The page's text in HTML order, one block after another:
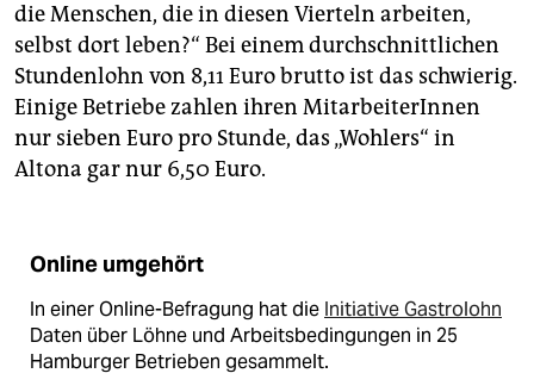
die Menschen, die in diesen Vierteln arbeiten,
selbst dort leben?“ Bei einem durchschnittlichen
Stundenlohn von 8,11 Euro brutto ist das schwierig.
Einige Betriebe zahlen ihren MitarbeiterInnen
nur sieben Euro pro Stunde, das „Wohlers“ in
Altona gar nur 6,50 Euro.
Online umgehört
In einer Online-Befragung hat die Initiative Gastrolohn
Daten über Löhne und Arbeitsbedingungen in 25
Hamburger Betrieben gesammelt.